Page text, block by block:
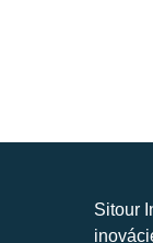
Sitour